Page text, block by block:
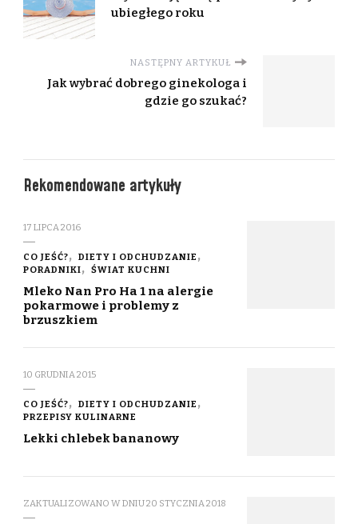
ubiegłego roku
NASTĘPNY ARTYKUŁ
Jak wybrać dobrego ginekologa i
gdzie go szukać?
Rekomendowane artykuły
17 LIPCA 2016
CO JEŚĆ?
DIETY I ODCHUDZANIE
PORADNIKI
ŚWIAT KUCHNI
Mleko Nan Pro Ha 1 na alergie
pokarmowe i problemy z
brzuszkiem
10 GRUDNIA 2015
CO JEŚĆ?
DIETY I ODCHUDZANIE
PRZEPISY KULINARNE
Lekki chlebek bananowy
ZAKTUALIZOWANO W DNIU20 STYCZNIA 2018